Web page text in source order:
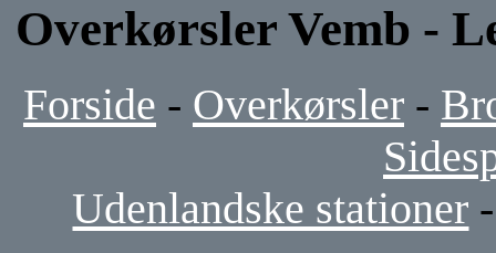
Overkørsler Vemb -
Forside - Overkørsler -
Udenlandske stationer